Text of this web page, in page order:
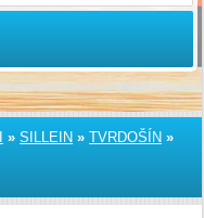
» SILLEIN » TVRDOŠÍN »